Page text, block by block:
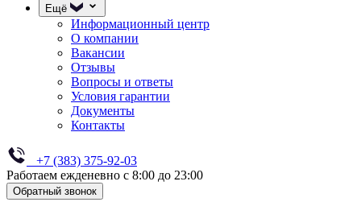
Ещё
Информационный центр
О компании
Вакансии
Отзывы
Вопросы и ответы
Условия гарантии
Документы
Контакты
+7 (383) 375-92-03
Работаем ежденевно с 8:00 до 23:00
Обратный звонок